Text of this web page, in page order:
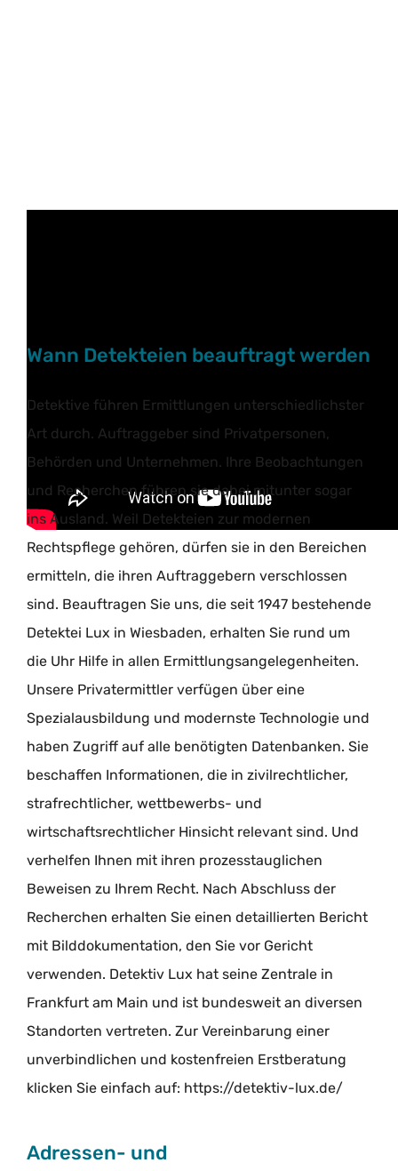
Wann Detekteien beauftragt werden
Detektive führen Ermittlungen unterschiedlichster
Art durch. Auftraggeber sind Privatpersonen,
Behörden und Unternehmen. Ihre Beobachtungen
und Recherchen führen sie dabei mitunter sogar
ins Ausland. Weil Detekteien zur modernen
Rechtspflege gehören, dürfen sie in den Bereichen
ermitteln, die ihren Auftraggebern verschlossen
sind. Beauftragen Sie uns, die seit 1947 bestehende
Detektei Lux in Wiesbaden, erhalten Sie rund um
die Uhr Hilfe in allen Ermittlungsangelegenheiten.
Unsere Privatermittler verfügen über eine
Spezialausbildung und modernste Technologie und
haben Zugriff auf alle benötigten Datenbanken. Sie
beschaffen Informationen, die in zivilrechtlicher,
strafrechtlicher, wettbewerbs- und
wirtschaftsrechtlicher Hinsicht relevant sind. Und
verhelfen Ihnen mit ihren prozesstauglichen
Beweisen zu Ihrem Recht. Nach Abschluss der
Recherchen erhalten Sie einen detaillierten Bericht
mit Bilddokumentation, den Sie vor Gericht
verwenden. Detektiv Lux hat seine Zentrale in
Frankfurt am Main und ist bundesweit an diversen
Standorten vertreten. Zur Vereinbarung einer
unverbindlichen und kostenfreien Erstberatung
klicken Sie einfach auf: https://detektiv-lux.de/
Adressen- und